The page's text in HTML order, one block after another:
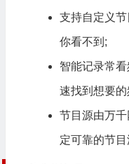
支持自定义
你看不到;
智能记录常
速找到想要的
节目源由万
定可靠的节目